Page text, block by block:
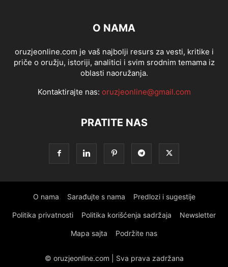
O NAMA
oruzjeonline.com je vaš najbolji resurs za vesti, kritike i
priče o oružju, istoriji, analitici i svim srodnim temama iz
oblasti naoružanja.
Kontaktirajte nas: oruzjeonline@gmail.com
PRATITE NAS
O nama Sarađujte s nama Predlozi i sugestije
Politika privatnosti Politika korišćenja sadržaja Newsletter
Mapa sajta Podržite nas
© oruzjeonline.com | Sva prava zadržana